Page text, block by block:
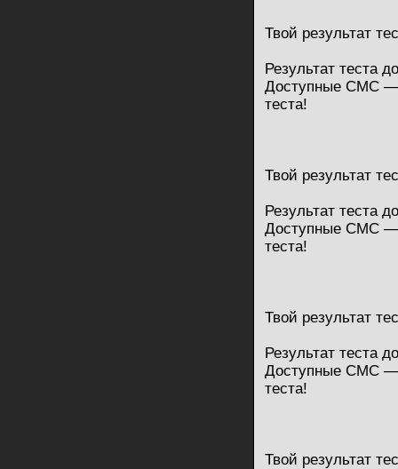
Твой результат
Результат теста
Доступные СМС —
теста!
Твой результат
Результат теста
Доступные СМС —
теста!
Твой результат
Результат теста
Доступные СМС —
теста!
Твой результат